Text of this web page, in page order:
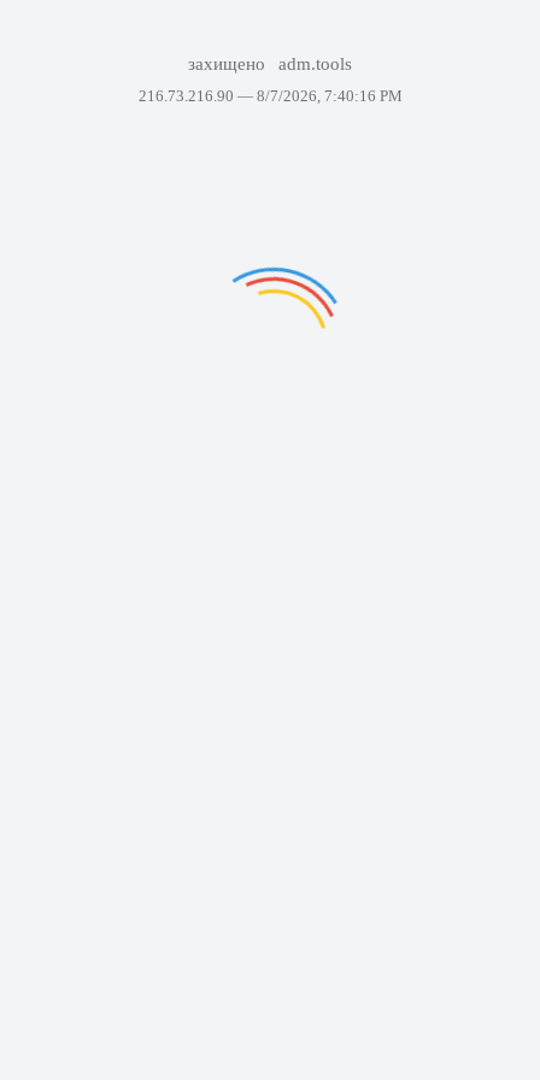
захищено adm.tools
216.73.216.90 — 8/7/2026, 7:40:16 PM